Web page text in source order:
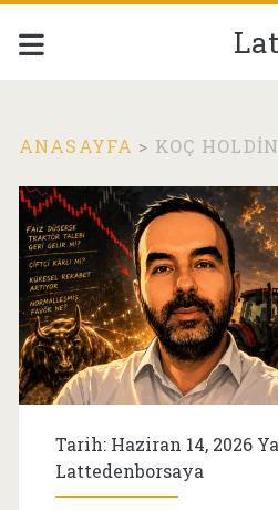
ANASAYFA > KOÇ
Etiket:
<span>koç
holding</
Tarih: Haziran 14, 2026
Lattedenborsaya